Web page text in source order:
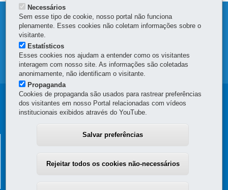
MAPA DO SITE
DENUNCIE CORRUPÇÃO
Navegação
principal
SUPERINTENDÊNCIA GERAL DE
Rua Jacy Loureiro de Campos, s/n - 4º Andar - Ala C - Centro Cívico
(41) 3313-6273
Necessários
Sem esse tipo de cookie, nosso portal não funciona
plenamente. Esses cookies não coletam informações sobre o
visitante.
Estatísticos
Esses cookies nos ajudam a entender como os visitantes
interagem com nosso site. As informações são coletadas
anonimamente, não identificam o visitante.
Propaganda
Cookies de propaganda são usados para rastrear preferências
dos visitantes em nosso Portal relacionadas com vídeos
institucionais exibidos através do YouTube.
Salvar preferências
Rejeitar todos os cookies não-necessários